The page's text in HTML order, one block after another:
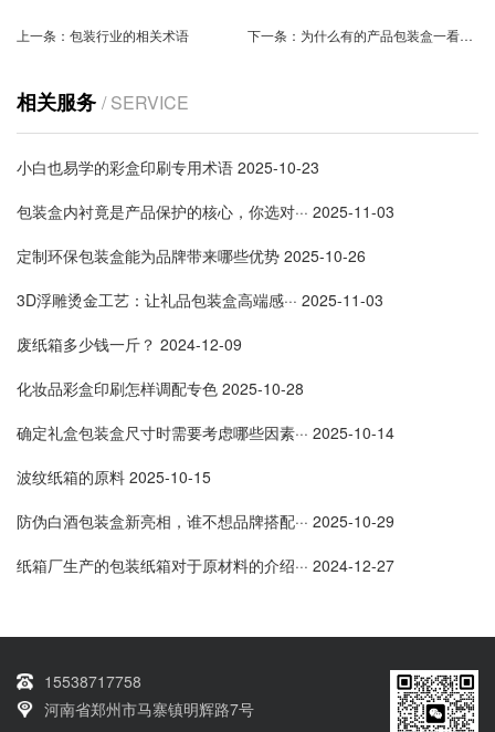
上一条： 包装行业的相关术语 下一条： 为什么有的产品包装盒一看就让人尖叫呢？
相关服务 / SERVICE
小白也易学的彩盒印刷专用术语 2025-10-23
包装盒内衬竟是产品保护的核心，你选对··· 2025-11-03
定制环保包装盒能为品牌带来哪些优势 2025-10-26
3D浮雕烫金工艺：让礼品包装盒高端感··· 2025-11-03
废纸箱多少钱一斤？ 2024-12-09
化妆品彩盒印刷怎样调配专色 2025-10-28
确定礼盒包装盒尺寸时需要考虑哪些因素··· 2025-10-14
波纹纸箱的原料 2025-10-15
防伪白酒包装盒新亮相，谁不想品牌搭配··· 2025-10-29
纸箱厂生产的包装纸箱对于原材料的介绍··· 2024-12-27
15538717758
河南省郑州市马寨镇明辉路7号